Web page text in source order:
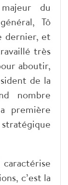
du
Tô
dernier, et
très
aboutir,
de la
nombre
première
c’est la